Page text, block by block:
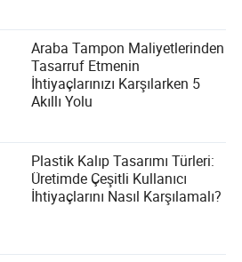
Araba Tampon Maliyetlerinden
Tasarruf Etmenin
İhtiyaçlarınızı Karşılarken 5
Akıllı Yolu
Plastik Kalıp Tasarımı Türleri:
Üretimde Çeşitli Kullanıcı
İhtiyaçlarını Nasıl Karşılamalı?